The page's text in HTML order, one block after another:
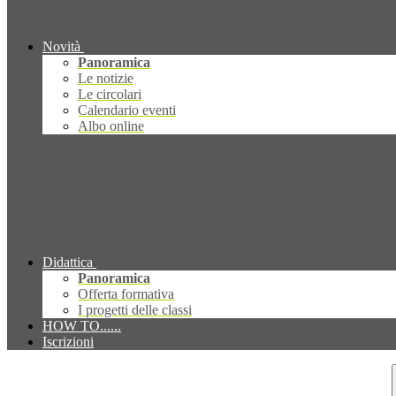
Novità
Panoramica
Le notizie
Le circolari
Calendario eventi
Albo online
Didattica
Panoramica
Offerta formativa
I progetti delle classi
HOW TO......
Iscrizioni